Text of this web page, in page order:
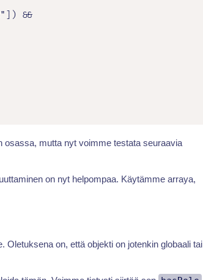
&&
osassa, mutta nyt voimme testata seuraavia
on nyt helpompaa. Käytämme arraya,
Oletuksena on, että objekti on jotenkin globaali tai